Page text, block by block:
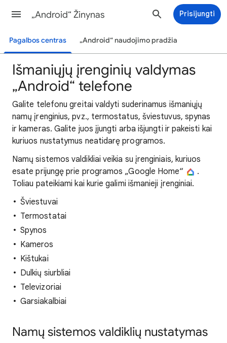
„Android“ Žinynas Prisijungti
Pagalbos centras „Android“ naudojimo pradžia
Išmaniųjų įrenginių valdymas
„Android“ telefone
Galite telefonu greitai valdyti suderinamus išmaniųjų
namų įrenginius, pvz., termostatus, šviestuvus, spynas
ir kameras. Galite juos įjungti arba išjungti ir pakeisti kai
kuriuos nustatymus neatidarę programos.
Namų sistemos valdikliai veikia su įrenginiais, kuriuos
esate prijungę prie programos „Google Home“
.
Toliau pateikiami kai kurie galimi išmanieji įrenginiai.
Šviestuvai
Termostatai
Spynos
Kameros
Kištukai
Dulkių siurbliai
Televizoriai
Garsiakalbiai
Namų sistemos valdiklių nustatymas